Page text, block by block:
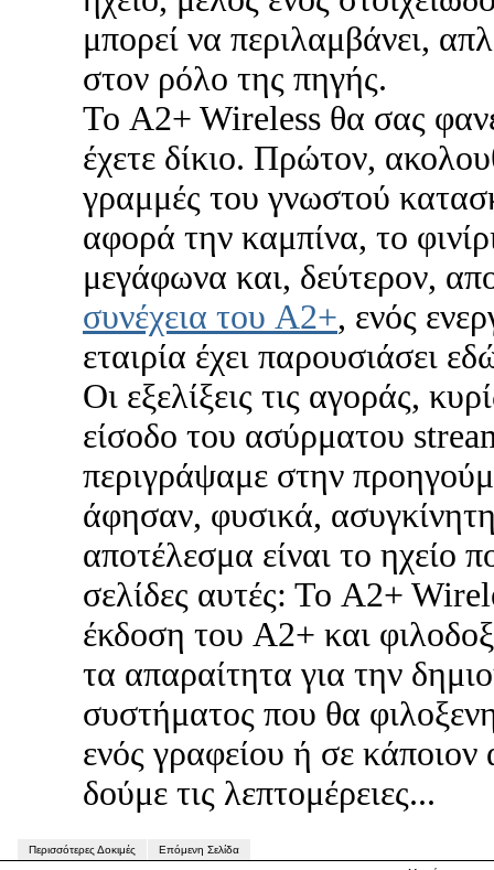
μπορεί να περιλαμβάνει,
στον ρόλο της πηγής.
Το A2+ Wireless θα σας
έχετε δίκιο. Πρώτον,
γραμμές του γνωστού
αφορά την καμπίνα, το
μεγάφωνα και, δεύτερον,
συνέχεια του A2+, ενός
εταιρία έχει παρουσιάσει
Οι εξελίξεις τις αγοράς,
είσοδο του ασύρματου
περιγράψαμε στην
άφησαν, φυσικά,
αποτέλεσμα είναι το ηχείο
σελίδες αυτές: Το A2+
έκδοση του A2+ και
τα απαραίτητα για την
συστήματος που θα
ενός γραφείου ή σε
δούμε τις λεπτομέρειες...
Περισσότερες Δοκιμές
Επόμενη Σελίδα